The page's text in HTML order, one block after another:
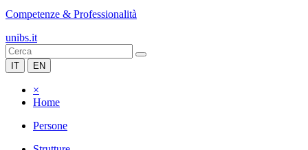
Competenze & Professionalità
unibs.it
IT EN
×
Home
Persone